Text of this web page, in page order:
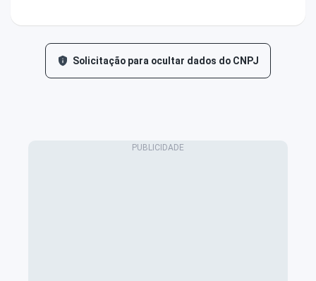
Solicitação para ocultar dados do CNPJ